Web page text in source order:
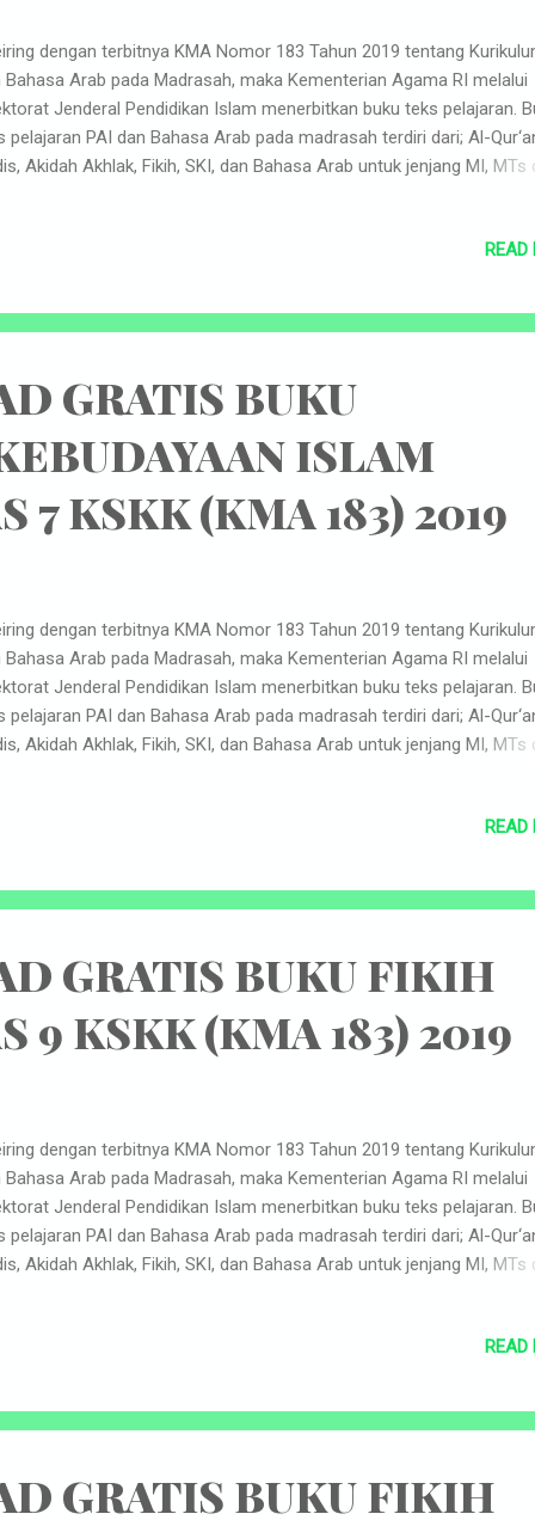
dengan terbitnya KMA Nomor 183 Tahun 2019 tentang
Bahasa Arab pada Madrasah, maka Kementerian Agama RI melalui
Jenderal Pendidikan Islam menerbitkan buku teks pelajaran.
pelajaran PAI dan Bahasa Arab pada madrasah terdiri dari; Al-
Akidah Akhlak, Fikih, SKI, dan Bahasa Arab untuk jenjang MI, MTs
Tasawuf, dan Bahasa Arab berbahasa Indonesia, sedangkan
dengan menggunakan Bahasa Arab. Perkembangan ilmu
teknologi, dan komunikasi di era global mengalami
pada madrasah harus bisa mengantisipasi cepatnya perubahan
READ
GRATIS BUKU
ISLAM
7 KSKK (KMA 183) 2019
dengan terbitnya KMA Nomor 183 Tahun 2019 tentang
Bahasa Arab pada Madrasah, maka Kementerian Agama RI melalui
Jenderal Pendidikan Islam menerbitkan buku teks pelajaran.
pelajaran PAI dan Bahasa Arab pada madrasah terdiri dari; Al-
Akidah Akhlak, Fikih, SKI, dan Bahasa Arab untuk jenjang MI, MTs
Tasawuf, dan Bahasa Arab berbahasa Indonesia, sedangkan
dengan menggunakan Bahasa Arab. Perkembangan ilmu
teknologi, dan komunikasi di era global
pada madrasah harus bisa mengantisipasi cepatnya perubahan
READ
GRATIS BUKU FIKIH
9 KSKK (KMA 183) 2019
dengan terbitnya KMA Nomor 183 Tahun 2019 tentang
Bahasa Arab pada Madrasah, maka Kementerian Agama RI melalui
Jenderal Pendidikan Islam menerbitkan buku teks pelajaran.
pelajaran PAI dan Bahasa Arab pada madrasah terdiri dari; Al-
Akidah Akhlak, Fikih, SKI, dan Bahasa Arab untuk jenjang MI, MTs
Tasawuf, dan Bahasa Arab berbahasa Indonesia, sedangkan
dengan menggunakan Bahasa Arab. Perkembangan ilmu
teknologi, dan komunikasi di era global
pada madrasah harus bisa mengantisipasi cepatnya perubahan
READ
GRATIS BUKU FIKIH